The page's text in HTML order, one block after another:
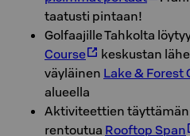
taatusti pintaan!
Golfaajille Tahkolta
Course
keskustan
väyläinen Lake & Forest
alueella
Aktiviteettien
rentoutua Rooftop Span